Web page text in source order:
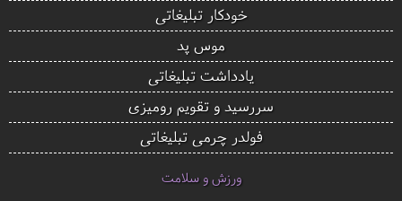
خودکار تبلیغاتی
موس پد
یادداشت تبلیغاتی
سررسید و تقویم رومیزی
فولدر چرمی تبلیغاتی
ورزش و سلامت